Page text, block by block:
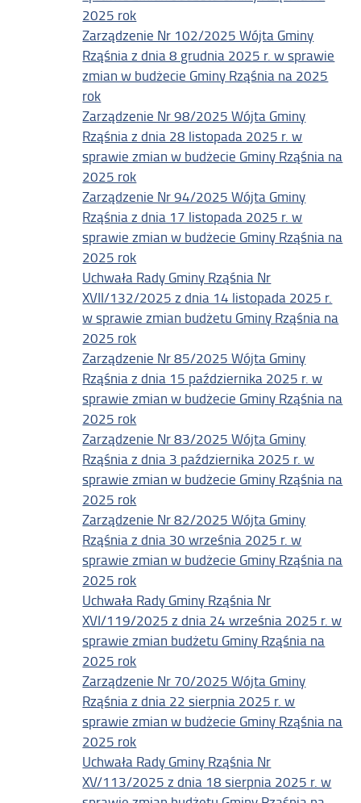
2025 rok
Zarządzenie Nr 102/2025 Wójta Gminy
Rząśnia z dnia 8 grudnia 2025 r. w sprawie
zmian w budżecie Gminy Rząśnia na 2025
rok
Zarządzenie Nr 98/2025 Wójta Gminy
Rząśnia z dnia 28 listopada 2025 r. w
sprawie zmian w budżecie Gminy Rząśnia na
2025 rok
Zarządzenie Nr 94/2025 Wójta Gminy
Rząśnia z dnia 17 listopada 2025 r. w
sprawie zmian w budżecie Gminy Rząśnia na
2025 rok
Uchwała Rady Gminy Rząśnia Nr
XVII/132/2025 z dnia 14 listopada 2025 r.
w sprawie zmian budżetu Gminy Rząśnia na
2025 rok
Zarządzenie Nr 85/2025 Wójta Gminy
Rząśnia z dnia 15 października 2025 r. w
sprawie zmian w budżecie Gminy Rząśnia na
2025 rok
Zarządzenie Nr 83/2025 Wójta Gminy
Rząśnia z dnia 3 października 2025 r. w
sprawie zmian w budżecie Gminy Rząśnia na
2025 rok
Zarządzenie Nr 82/2025 Wójta Gminy
Rząśnia z dnia 30 września 2025 r. w
sprawie zmian w budżecie Gminy Rząśnia na
2025 rok
Uchwała Rady Gminy Rząśnia Nr
XVI/119/2025 z dnia 24 września 2025 r. w
sprawie zmian budżetu Gminy Rząśnia na
2025 rok
Zarządzenie Nr 70/2025 Wójta Gminy
Rząśnia z dnia 22 sierpnia 2025 r. w
sprawie zmian w budżecie Gminy Rząśnia na
2025 rok
Uchwała Rady Gminy Rząśnia Nr
XV/113/2025 z dnia 18 sierpnia 2025 r. w